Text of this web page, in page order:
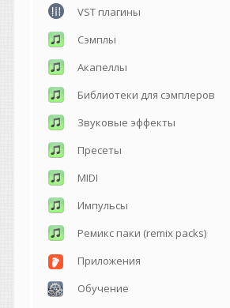
VST плагины
Сэмплы
Акапеллы
Библиотеки для сэмплеров
Звуковые эффекты
Пресеты
MIDI
Импульсы
Ремикс паки (remix packs)
Приложения
Обучение